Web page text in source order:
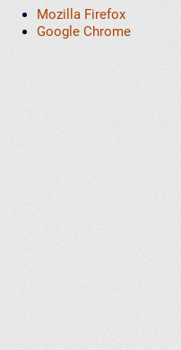
Mozilla Firefox
Google Chrome